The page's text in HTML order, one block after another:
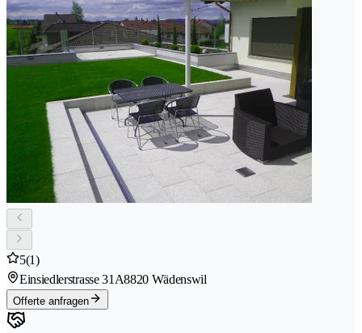
5(1)
Einsiedlerstrasse 31A8820 Wädenswil
Offerte anfragen